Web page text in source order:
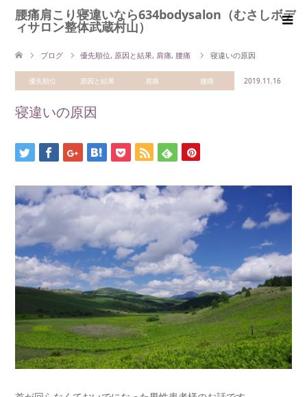
腰痛肩こり寝違いなら634bodysalon（むさしボデ
ィサロン整体武蔵村山）
ブログ 優先順位, 原因と結果, 肩痛, 腰痛 寝違いの原因
優先順位 原因と結果 肩痛 腰痛 2019.11.16
寝違いの原因